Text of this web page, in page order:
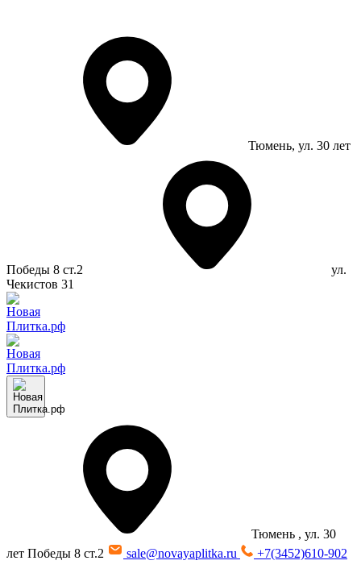
Тюмень, ул. 30 лет
Победы 8 ст.2
ул.
Чекистов 31
Тюмень , ул. 30
лет Победы 8 ст.2
sale@novayaplitka.ru
+7(3452)610-902